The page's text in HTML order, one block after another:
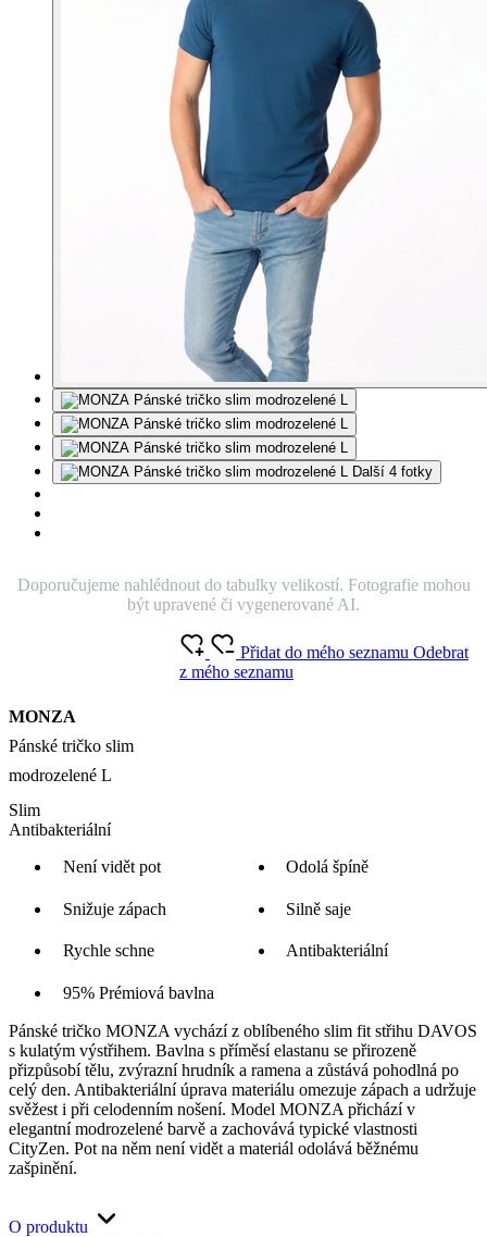
Další 4 fotky
Doporučujeme nahlédnout do tabulky velikostí. Fotografie mohou
být upravené či vygenerované AI.
MONZA
Pánské tričko slim
modrozelené L
Přidat do mého seznamu Odebrat
z mého seznamu
Slim
Antibakteriální
Není vidět pot
Odolá špíně
Snižuje zápach Silně saje
Rychle schne Antibakteriální
95% Prémiová bavlna
Pánské tričko MONZA vychází z oblíbeného slim fit střihu DAVOS
s kulatým výstřihem. Bavlna s příměsí elastanu se přirozeně
přizpůsobí tělu, zvýrazní hrudník a ramena a zůstává pohodlná po
celý den. Antibakteriální úprava materiálu omezuje zápach a udržuje
svěžest i při celodenním nošení. Model MONZA přichází v
elegantní modrozelené barvě a zachovává typické vlastnosti
CityZen. Pot na něm není vidět a materiál odolává běžnému
zašpinění.
O produktu